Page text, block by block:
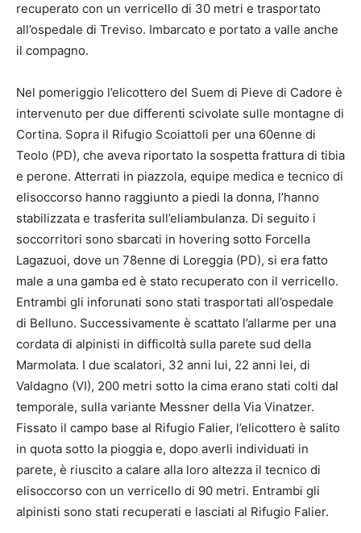
recuperato con un verricello di 30 metri e trasportato
all’ospedale di Treviso. Imbarcato e portato a valle anche
il compagno.
Nel pomeriggio l’elicottero del Suem di Pieve di Cadore è
intervenuto per due differenti scivolate sulle montagne di
Cortina. Sopra il Rifugio Scoiattoli per una 60enne di
Teolo (PD), che aveva riportato la sospetta frattura di tibia
e perone. Atterrati in piazzola, equipe medica e tecnico di
elisoccorso hanno raggiunto a piedi la donna, l’hanno
stabilizzata e trasferita sull’eliambulanza. Di seguito i
soccorritori sono sbarcati in hovering sotto Forcella
Lagazuoi, dove un 78enne di Loreggia (PD), si era fatto
male a una gamba ed è stato recuperato con il verricello.
Entrambi gli inforunati sono stati trasportati all’ospedale
di Belluno. Successivamente è scattato l’allarme per una
cordata di alpinisti in difficoltà sulla parete sud della
Marmolata. I due scalatori, 32 anni lui, 22 anni lei, di
Valdagno (VI), 200 metri sotto la cima erano stati colti dal
temporale, sulla variante Messner della Via Vinatzer.
Fissato il campo base al Rifugio Falier, l’elicottero è salito
in quota sotto la pioggia e, dopo averli individuati in
parete, è riuscito a calare alla loro altezza il tecnico di
elisoccorso con un verricello di 90 metri. Entrambi gli
alpinisti sono stati recuperati e lasciati al Rifugio Falier.